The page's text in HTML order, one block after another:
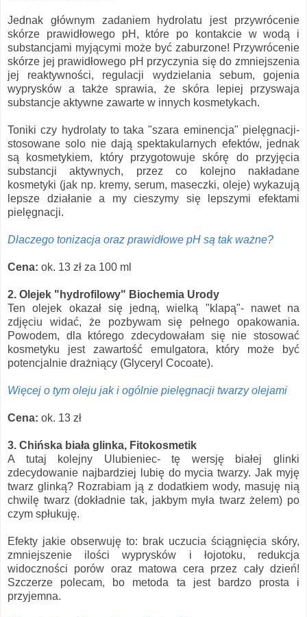
Jednak głównym zadaniem hydrolatu jest przywrócenie
skórze prawidłowego pH, które po kontakcie w wodą i
substancjami myjącymi może być zaburzone! Przywrócenie
skórze jej prawidłowego pH przyczynia się do zmniejszenia
jej reaktywności, regulacji wydzielania sebum, gojenia
wyprysków a także sprawia, że skóra lepiej przyswaja
substancje aktywne zawarte w innych kosmetykach.
Toniki czy hydrolaty to taka "szara eminencja" pielęgnacji-
stosowane solo nie dają spektakularnych efektów, jednak
są kosmetykiem, który przygotowuje skórę do przyjęcia
substancji aktywnych, przez co kolejno nakładane
kosmetyki (jak np. kremy, serum, maseczki, oleje) wykazują
lepsze działanie a my cieszymy się lepszymi efektami
pielęgnacji.
Dlaczego tonizacja oraz prawidłowe pH są tak ważne?
Cena: ok. 13 zł za 100 ml
2. Olejek "hydrofilowy" Biochemia Urody
Ten olejek okazał się jedną, wielką "klapą"- nawet na
zdjęciu widać, że pozbywam się pełnego opakowania.
Powodem, dla którego zdecydowałam się nie stosować
kosmetyku jest zawartość emulgatora, który może być
potencjalnie drażniący (Glyceryl Cocoate).
Więcej o tym oleju jak i ogólnie pielęgnacji twarzy olejami
Cena: ok. 13 zł
3. Chińska biała glinka, Fitokosmetik
A tutaj kolejny Ulubieniec- tę wersję białej glinki
zdecydowanie najbardziej lubię do mycia twarzy. Jak myję
twarz glinką? Rozrabiam ją z dodatkiem wody, masuję nią
chwilę twarz (dokładnie tak, jakbym myła twarz żelem) po
czym spłukuję.
Efekty jakie obserwuję to: brak uczucia ściągnięcia skóry,
zmniejszenie ilości wyprysków i łojotoku, redukcja
widoczności porów oraz matowa cera przez cały dzień!
Szczerze polecam, bo metoda ta jest bardzo prosta i
przyjemna.